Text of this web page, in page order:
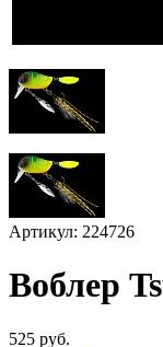
Артикул: 224726
Воблер
525 руб.